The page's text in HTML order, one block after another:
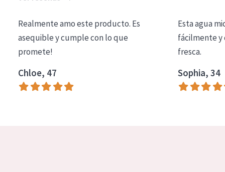
Limpieza
COLECCIÓN
Essentials
Lift+
Realmente amo este producto. Es
asequible y cumple con lo que
promete!
Chloe, 47
Esta agua
fácilmente y
fresca.
Sophia, 34